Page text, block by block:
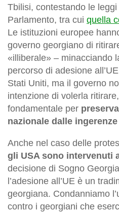
Tbilisi, contestando le
Parlamento, tra cui quella
Le istituzioni europee
governo georgiano di
«illiberale» – minacciando
percorso di adesione
Stati Uniti, ma il governo
intenzione di volerla
fondamentale per
nazionale dalle
Anche nel caso delle
gli USA sono intervenuti
decisione di Sogno
l’adesione all’UE è un
georgiana. Condanniamo
contro i georgiani che